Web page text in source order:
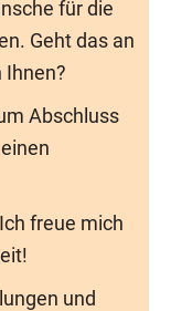
für die
Geht das an
Ihnen?
Abschluss
freue mich
und